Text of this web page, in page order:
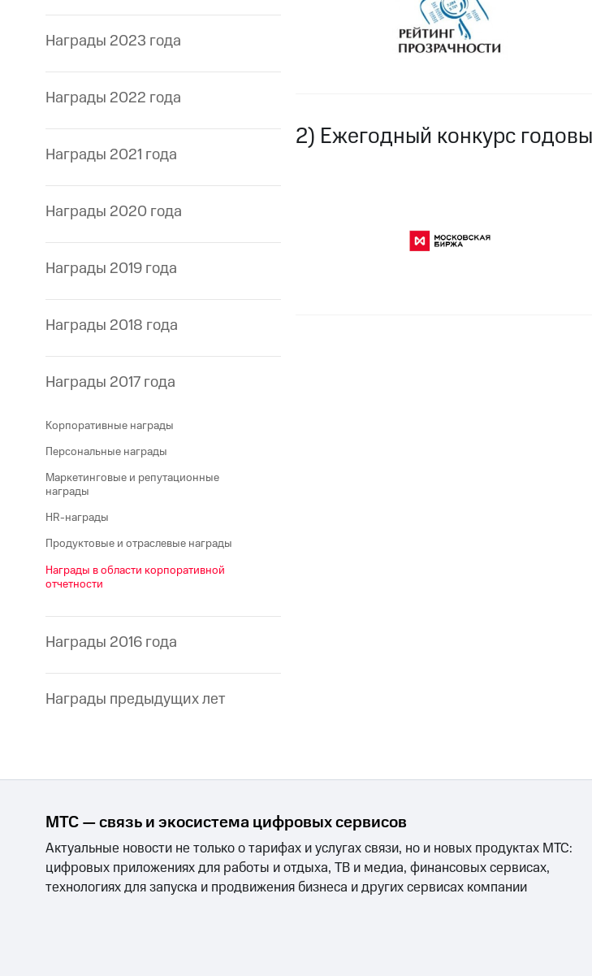
Награды 2023 года
Награды 2022 года
Награды 2021 года
Награды 2020 года
Награды 2019 года
Награды 2018 года
Награды 2017 года
Корпоративные награды
Персональные награды
Маркетинговые и репутационные
награды
HR-награды
Продуктовые и отраслевые награды
Награды в области корпоративной
отчетности
Награды 2016 года
Награды предыдущих лет
2) Ежегодный конкурс
МТС — связь и экосистема цифровых сервисов
Актуальные новости не только о тарифах и услугах связи, но и новых продуктах МТС:
цифровых приложениях для работы и отдыха, ТВ и медиа, финансовых сервисах,
технологиях для запуска и продвижения бизнеса и других сервисах компании